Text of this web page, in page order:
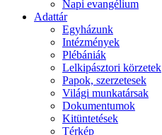
Napi evangélium
Adattár
Egyházunk
Intézmények
Plébániák
Lelkipásztori körzetek
Papok, szerzetesek
Világi munkatársak
Dokumentumok
Kitüntetések
Térkép